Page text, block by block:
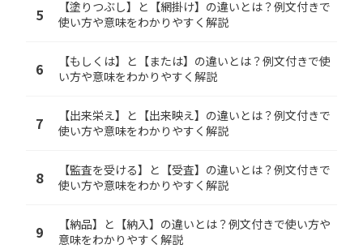
5
【塗りつぶし】と【網掛け】の違いとは？例文付きで
使い方や意味をわかりやすく解説
6
【もしくは】と【または】の違いとは？例文付きで使
い方や意味をわかりやすく解説
7
【出来栄え】と【出来映え】の違いとは？例文付きで
使い方や意味をわかりやすく解説
8
【監査を受ける】と【受査】の違いとは？例文付きで
使い方や意味をわかりやすく解説
9
【納品】と【納入】の違いとは？例文付きで使い方や
意味をわかりやすく解説